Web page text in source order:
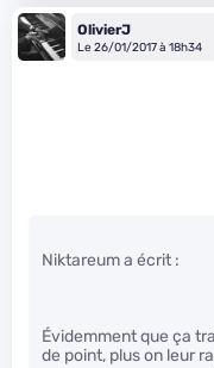
OlivierJ
Le 26/01/2017 à 18h34
Niktareum a écrit :
Évidemment que ça
de point, plus on leur